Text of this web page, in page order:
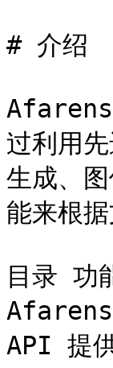
# 介绍
过利用
生成、
能来根
目录 功
API 提